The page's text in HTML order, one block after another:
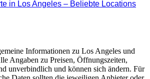
in Los Angeles – Beliebte Locations
Informationen zu Los Angeles und
Angaben zu Preisen, Öffnungszeiten,
unverbindlich und können sich ändern. Für